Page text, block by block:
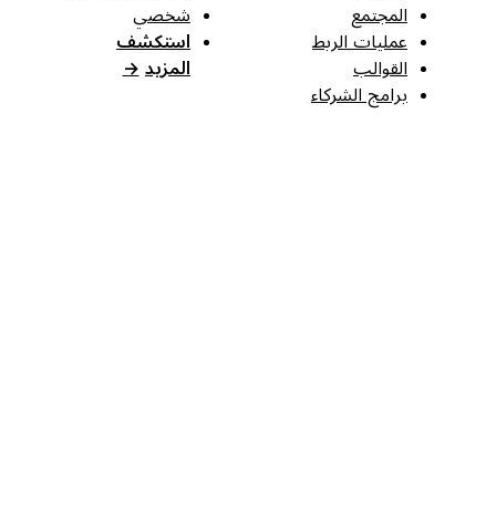
المجتمع
عمليات الربط
القوالب
برامج الشركاء
شخصي
استكشف
المزيد →